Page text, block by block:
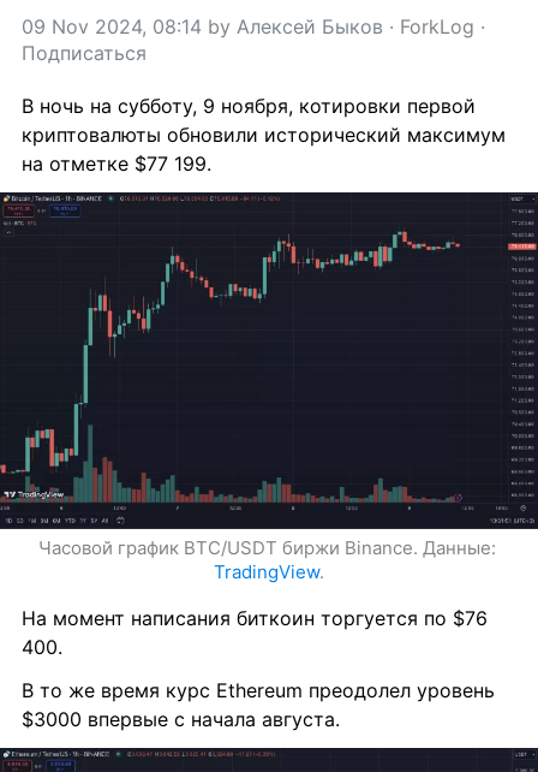
09 Nov 2024, 08:14 by Алексей Быков · ForkLog
Подписаться
В ночь на субботу, 9 ноября, котировки первой
криптовалюты обновили исторический максимум
на отметке $77 199.
TradingView.
На момент написания биткоин торгуется по $76
400.
В то же время курс Ethereum преодолел уровень
$3000 впервые с начала августа.